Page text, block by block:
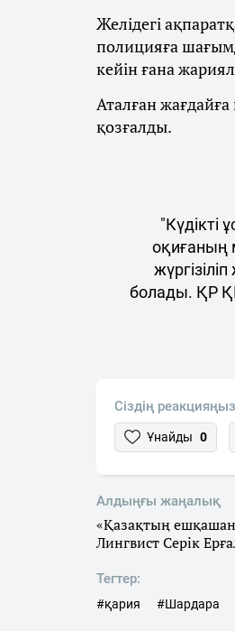
Желідегі
полицияға
кейін ғана
Аталған
қозғалды.
"Күдікті
оқиғаның
болады. ҚР
Сіздің
Ұнайды 0
Алдыңғы жаңалық
«Қазақтың
Лингвист Серік
Тегтер:
#қария #Шардара